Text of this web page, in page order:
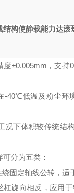
结构使静载能力达滚
度±0.005mm，支持
-40℃低温及粉尘环
况下体积较传统结
分为五类：
绕固定轴线公转，适
杠旋向相反，应用